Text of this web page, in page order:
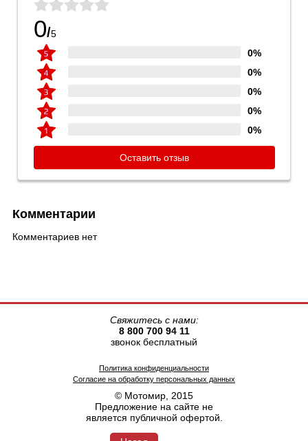
0/5
0%
0%
0%
0%
0%
Оставить отзыв
Комментарии
Комментариев нет
© Мотомир, 2015
Предложение на сайте не
является публичной офертой.
Политика конфиденциальности
Согласие на обработку персональных данных
Свяжитесь с нами:
8 800 700 94 11
звонок бесплатный